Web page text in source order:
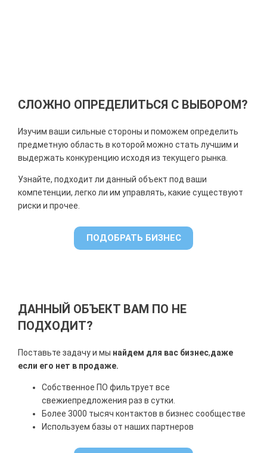
СЛОЖНО ОПРЕДЕЛИТЬСЯ С ВЫБОРОМ?
Изучим ваши сильные стороны и поможем определить
предметную область в которой можно стать лучшим и
выдержать конкуренцию исходя из текущего рынка.
Узнайте, подходит ли данный объект под ваши
компетенции, легко ли им управлять, какие существуют
риски и прочее.
ПОДОБРАТЬ БИЗНЕС
ДАННЫЙ ОБЪЕКТ ВАМ ПО НЕ
ПОДХОДИТ?
Поставьте задачу и мы найдем для вас бизнес,даже
если его нет в продаже.
Собственное ПО фильтрует все
свежиепредложения раз в сутки.
Более 3000 тысяч контактов в бизнес сообществе
Используем базы от наших партнеров